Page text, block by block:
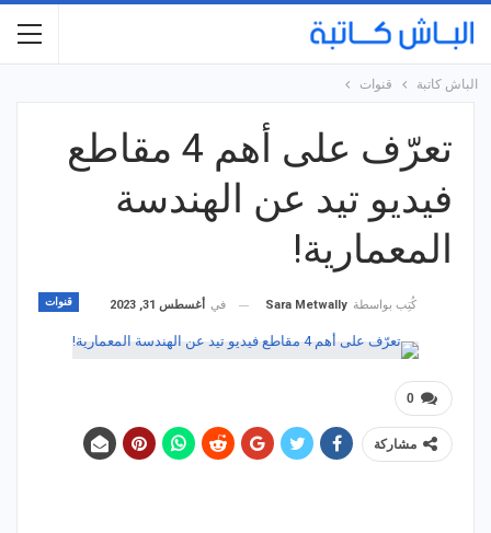
الباش كاتبة قنوات
تعرّف على أهم 4 مقاطع
فيديو تيد عن الهندسة
المعمارية!
قنوات كُتِب بواسطة Sara Metwally في أغسطس 31, 2023
0
مشاركة